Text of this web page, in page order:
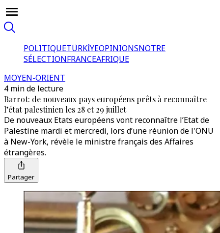
POLITIQUETÜRKİYEOPINIONSNOTRE
SÉLECTIONFRANCEAFRIQUE
MOYEN-ORIENT
4 min de lecture
Barrot: de nouveaux pays européens prêts à reconnaître
l’état palestinien les 28 et 29 juillet
De nouveaux Etats européens vont reconnaître l’Etat de
Palestine mardi et mercredi, lors d’une réunion de l'ONU
à New-York, révèle le ministre français des Affaires
étrangères.
Partager